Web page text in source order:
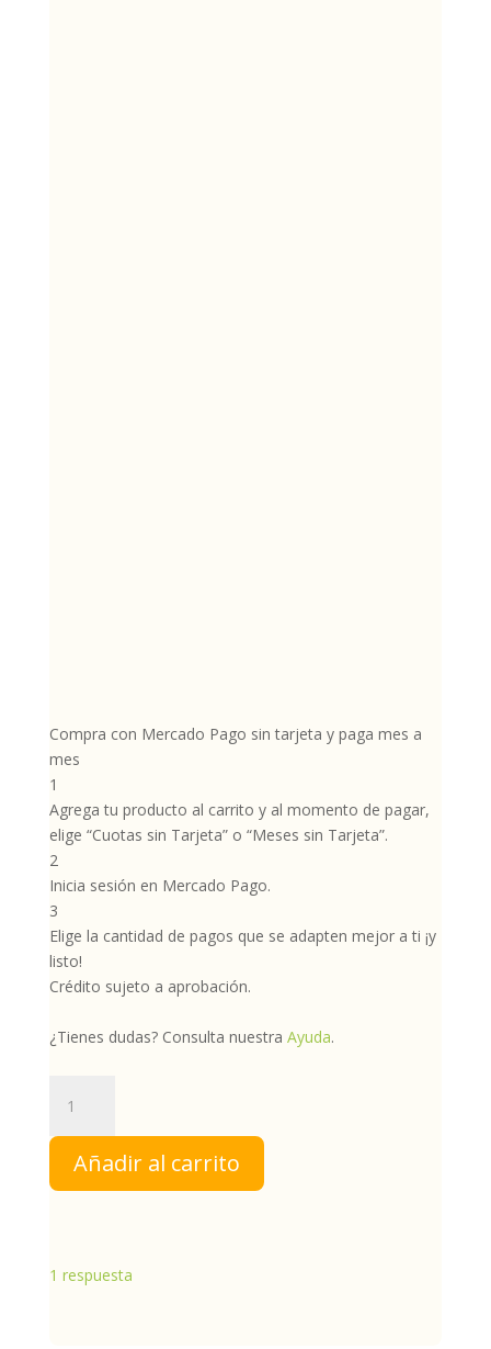
Compra con Mercado Pago sin tarjeta y paga mes a
mes
1
Agrega tu producto al carrito y al momento de pagar,
elige “Cuotas sin Tarjeta” o “Meses sin Tarjeta”.
2
Inicia sesión en Mercado Pago.
3
Elige la cantidad de pagos que se adapten mejor a ti ¡y
listo!
Crédito sujeto a aprobación.
¿Tienes dudas? Consulta nuestra Ayuda.
Miel
Melipona
|
Añadir al carrito
1 respuesta